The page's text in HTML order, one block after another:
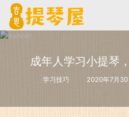
成年人学习小提琴
学习技巧 2020年7月